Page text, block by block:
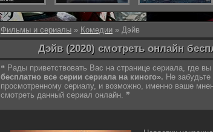
Фильмы и сериалы » Комедии » Дэйв
Дэйв (2020) смотреть онлайн
❝ Рады приветствовать Вас на странице сериала, где
бесплатно все серии сериала на киного». Не
просмотренному сериалу, и возможно, именно ваше
смотреть данный сериал онлайн. ❞